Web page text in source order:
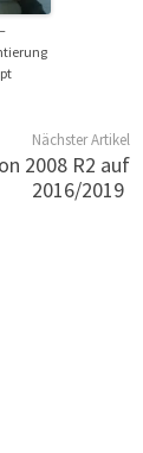
Nächster Artikel
2008 R2 auf
2016/2019